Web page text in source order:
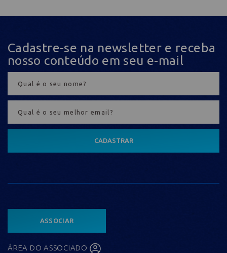
Cadastre-se na newsletter e receba
nosso conteúdo em seu e-mail
CADASTRAR
ASSOCIAR
ÁREA DO ASSOCIADO